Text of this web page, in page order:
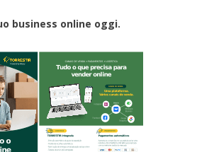
business online oggi.